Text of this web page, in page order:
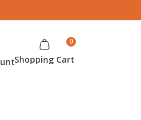
Shopping Cart